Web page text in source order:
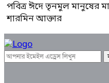
পবিত্র ঈদে তৃনমুল মানুষের
শারমিন আক্তার